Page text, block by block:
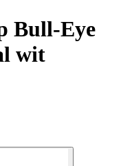
Bull-Eye
wit